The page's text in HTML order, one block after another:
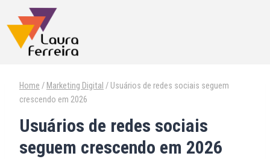
Home / Marketing Digital / Usuários de redes sociais seguem
crescendo em 2026
Usuários de redes sociais
seguem crescendo em 2026